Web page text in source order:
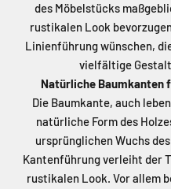
des Möbelstücks
rustikalen Look
Linienführung wünschen,
vielfältige
Natürliche Baumkanten
Die Baumkante, auch
natürliche Form des
ursprünglichen Wuchs
Kantenführung verleiht der
rustikalen Look. Vor allem